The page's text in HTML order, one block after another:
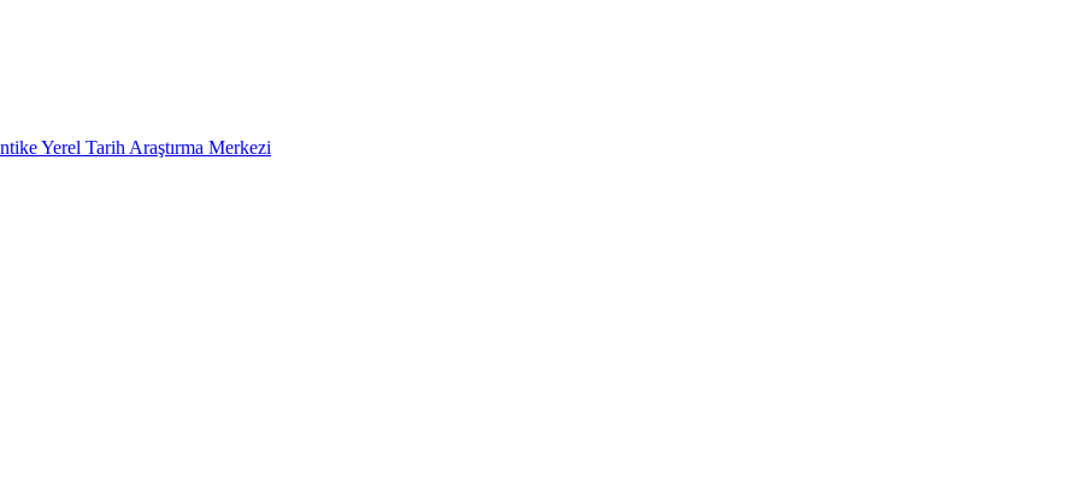
Yerel Tarih Araştırma Merkezi